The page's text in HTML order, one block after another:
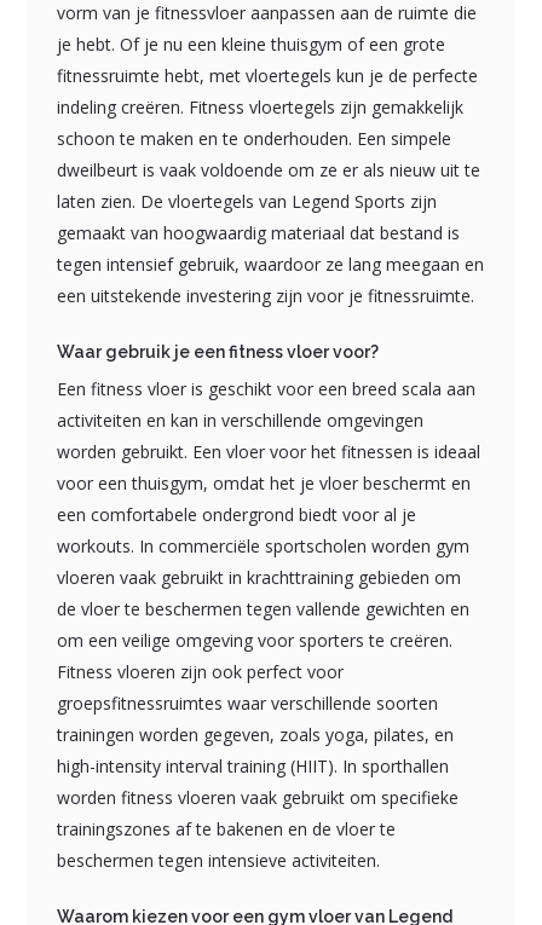
vorm van je fitnessvloer aanpassen aan de ruimte die
je hebt. Of je nu een kleine thuisgym of een grote
fitnessruimte hebt, met vloertegels kun je de perfecte
indeling creëren. Fitness vloertegels zijn gemakkelijk
schoon te maken en te onderhouden. Een simpele
dweilbeurt is vaak voldoende om ze er als nieuw uit te
laten zien. De vloertegels van Legend Sports zijn
gemaakt van hoogwaardig materiaal dat bestand is
tegen intensief gebruik, waardoor ze lang meegaan en
een uitstekende investering zijn voor je fitnessruimte.
Waar gebruik je een fitness vloer voor?
Een fitness vloer is geschikt voor een breed scala aan
activiteiten en kan in verschillende omgevingen
worden gebruikt. Een vloer voor het fitnessen is ideaal
voor een thuisgym, omdat het je vloer beschermt en
een comfortabele ondergrond biedt voor al je
workouts. In commerciële sportscholen worden gym
vloeren vaak gebruikt in krachttraining gebieden om
de vloer te beschermen tegen vallende gewichten en
om een veilige omgeving voor sporters te creëren.
Fitness vloeren zijn ook perfect voor
groepsfitnessruimtes waar verschillende soorten
trainingen worden gegeven, zoals yoga, pilates, en
high-intensity interval training (HIIT). In sporthallen
worden fitness vloeren vaak gebruikt om specifieke
trainingszones af te bakenen en de vloer te
beschermen tegen intensieve activiteiten.
Waarom kiezen voor een gym vloer van Legend